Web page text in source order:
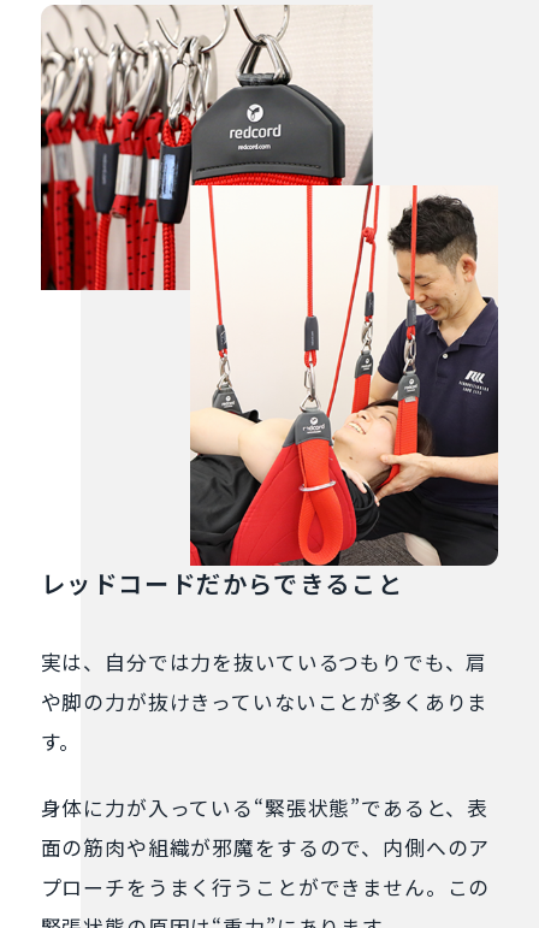
レッドコードだからできること
実は、⾃分では⼒を抜いているつもりでも、肩
や脚の力が抜けきっていないことが多くありま
す。
身体に力が入っている“緊張状態”であると、表
面の筋肉や組織が邪魔をするので、内側へのア
プローチをうまく行うことができません。この